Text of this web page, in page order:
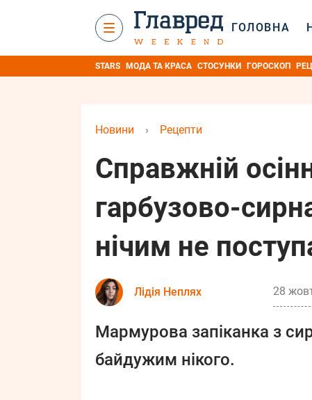
ГОЛОВНА
STARS МОДА ТА КРАСА СТОСУНКИ ГОРОСКОП
Новини › Рецепти
Справжній
гарбузово-
нічим не
Лідія Неплях 28
Мармурова запіканка з
байдужим нікого.